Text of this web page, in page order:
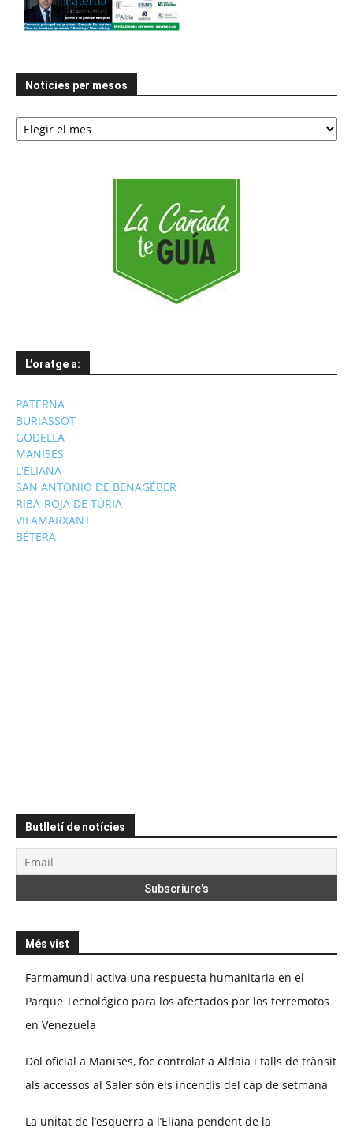
Notícies per mesos
Notícies
per
L’oratge a:
PATERNA
BURJASSOT
GODELLA
MANISES
L'ELIANA
SAN ANTONIO DE BENAGÉBER
RIBA-ROJA DE TÚRIA
VILAMARXANT
BÉTERA
Butlletí de notícies
Més vist
Farmamundi activa una respuesta humanitaria en el
Parque Tecnológico para los afectados por los terremotos
en Venezuela
Dol oficial a Manises, foc controlat a Aldaia i talls de trànsit
als accessos al Saler són els incendis del cap de setmana
La unitat de l’esquerra a l’Eliana pendent de la